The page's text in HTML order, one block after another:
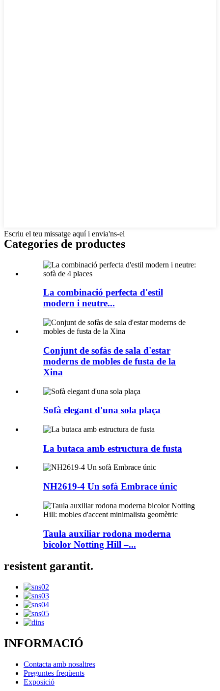
Escriu el teu missatge aquí i envia'ns-el
Categories de productes
La combinació perfecta d'estil
modern i neutre...
Conjunt de sofàs de sala d'estar
moderns de mobles de fusta de la
Xina
Sofà elegant d'una sola plaça
La butaca amb estructura de fusta
NH2619-4 Un sofà Embrace únic
Taula auxiliar rodona moderna
bicolor Notting Hill –...
resistent garantit.
INFORMACIÓ
Contacta amb nosaltres
Preguntes freqüents
Exposició